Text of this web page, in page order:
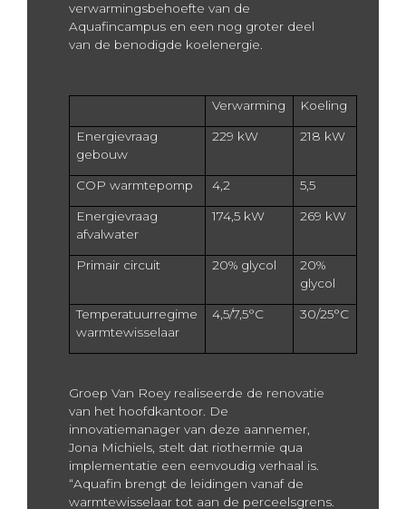
verwarmingsbehoefte van de
Aquafincampus en een nog groter deel
van de benodigde koelenergie.
Verwarming Koeling
Energievraag
gebouw
229 kW 218 kW
COP warmtepomp 4,2 5,5
Energievraag
afvalwater
174,5 kW 269 kW
Primair circuit 20% glycol
20%
glycol
Temperatuurregime
warmtewisselaar
4,5/7,5°C 30/25°C
Groep Van Roey realiseerde de renovatie
van het hoofdkantoor. De
innovatiemanager van deze aannemer,
Jona Michiels, stelt dat riothermie qua
implementatie een eenvoudig verhaal is.
“Aquafin brengt de leidingen vanaf de
warmtewisselaar tot aan de perceelsgrens.